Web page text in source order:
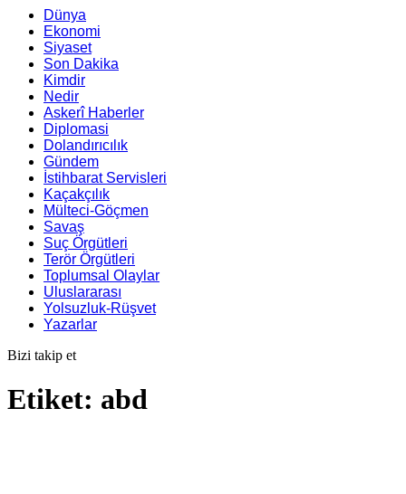
Dünya
Ekonomi
Siyaset
Son Dakika
Kimdir
Nedir
Askerî Haberler
Diplomasi
Dolandırıcılık
Gündem
İstihbarat Servisleri
Kaçakçılık
Mülteci-Göçmen
Savaş
Suç Örgütleri
Terör Örgütleri
Toplumsal Olaylar
Uluslararası
Yolsuzluk-Rüşvet
Yazarlar
Bizi takip et
Etiket: abd